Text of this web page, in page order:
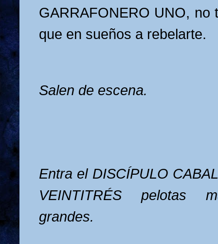
GARRAFONERO UNO, no
que en sueños a rebelarte.
Salen de escena.
Entra el DISCÍPULO
VEINTITRÉS pelotas
grandes.